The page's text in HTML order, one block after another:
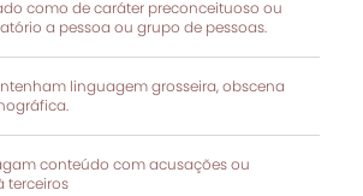
como de caráter preconceituoso ou
a pessoa ou grupo de pessoas.
linguagem grosseira, obscena
conteúdo com acusações ou
terceiros